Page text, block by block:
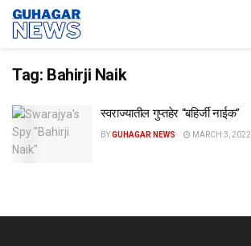
Tag: Bahirji Naik
स्वराज्यातील गुप्तहेर “बहिर्जी नाईक”
BYGUHAGAR NEWS MARCH 3, 2022